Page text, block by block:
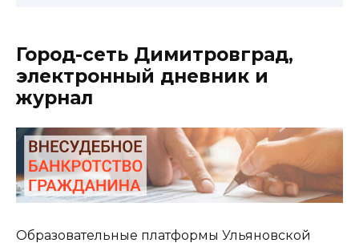
Город-сеть Димитровград,
электронный дневник и
журнал
Образовательные платформы Ульяновской